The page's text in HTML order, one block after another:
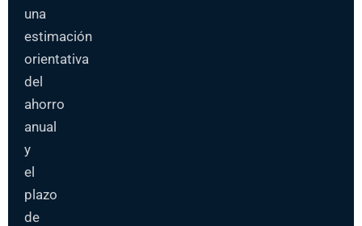
una
estimación
orientativa
del
ahorro
anual
y
el
plazo
de